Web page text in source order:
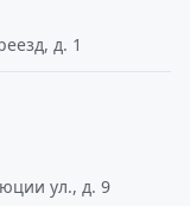
д. 1
ул., д. 9